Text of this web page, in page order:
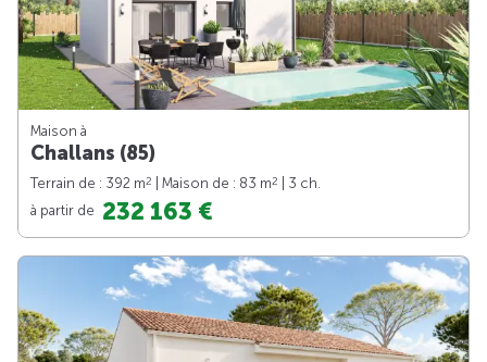
Maison à
Challans (85)
Terrain de : 392 m2 | Maison de : 83 m2
| 3 ch.
à partir de 232 163 €